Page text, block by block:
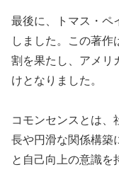
最後に、トマス・ペ
しました。この著作
割を果たし、アメリ
けとなりました。
コモンセンスとは、
長や円滑な関係構築
と自己向上の意識を